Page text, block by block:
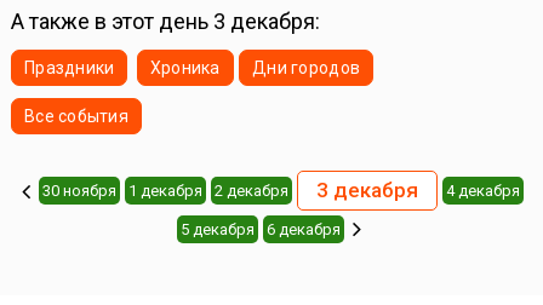
А также в этот день 3 декабря:
Праздники Хроника Дни городов
Все события
30 ноября 1 декабря 2 декабря 3 декабря 4 декабря
5 декабря 6 декабря